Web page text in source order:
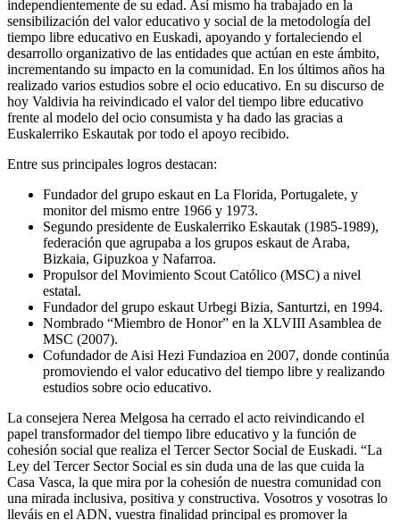
independientemente de su edad. Así mismo ha trabajado en la
sensibilización del valor educativo y social de la metodología del
tiempo libre educativo en Euskadi, apoyando y fortaleciendo el
desarrollo organizativo de las entidades que actúan en este ámbito,
incrementando su impacto en la comunidad. En los últimos años ha
realizado varios estudios sobre el ocio educativo. En su discurso de
hoy Valdivia ha reivindicado el valor del tiempo libre educativo
frente al modelo del ocio consumista y ha dado las gracias a
Euskalerriko Eskautak por todo el apoyo recibido.
Entre sus principales logros destacan:
Fundador del grupo eskaut en La Florida, Portugalete, y
monitor del mismo entre 1966 y 1973.
Segundo presidente de Euskalerriko Eskautak (1985-1989),
federación que agrupaba a los grupos eskaut de Araba,
Bizkaia, Gipuzkoa y Nafarroa.
Propulsor del Movimiento Scout Católico (MSC) a nivel
estatal.
Fundador del grupo eskaut Urbegi Bizia, Santurtzi, en 1994.
Nombrado “Miembro de Honor” en la XLVIII Asamblea de
MSC (2007).
Cofundador de Aisi Hezi Fundazioa en 2007, donde continúa
promoviendo el valor educativo del tiempo libre y realizando
estudios sobre ocio educativo.
La consejera Nerea Melgosa ha cerrado el acto reivindicando el
papel transformador del tiempo libre educativo y la función de
cohesión social que realiza el Tercer Sector Social de Euskadi. “La
Ley del Tercer Sector Social es sin duda una de las que cuida la
Casa Vasca, la que mira por la cohesión de nuestra comunidad con
una mirada inclusiva, positiva y constructiva. Vosotros y vosotras lo
lleváis en el ADN, vuestra finalidad principal es promover la